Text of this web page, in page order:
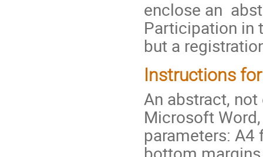
enclose an
Participation in
but a
Instructions
An abstract,
Microsoft
parameters: